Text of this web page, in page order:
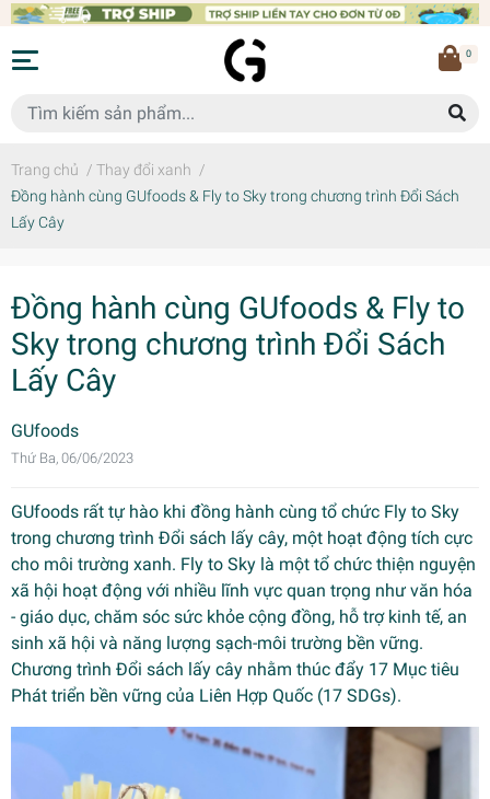
0
Trang chủ / Thay đổi xanh /
Đồng hành cùng GUfoods & Fly to Sky trong chương trình Đổi Sách
Lấy Cây
Đồng hành cùng GUfoods & Fly to
Sky trong chương trình Đổi Sách
Lấy Cây
GUfoods
Thứ Ba, 06/06/2023
GUfoods rất tự hào khi đồng hành cùng tổ chức Fly to Sky
trong chương trình Đổi sách lấy cây, một hoạt động tích cực
cho môi trường xanh. Fly to Sky là một tổ chức thiện nguyện
xã hội hoạt động với nhiều lĩnh vực quan trọng như văn hóa
- giáo dục, chăm sóc sức khỏe cộng đồng, hỗ trợ kinh tế, an
sinh xã hội và năng lượng sạch-môi trường bền vững.
Chương trình Đổi sách lấy cây nhằm thúc đẩy 17 Mục tiêu
Phát triển bền vững của Liên Hợp Quốc (17 SDGs).